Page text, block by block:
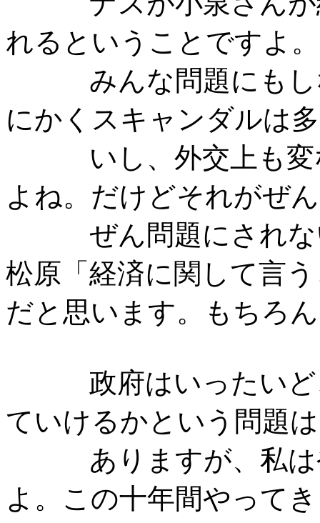
れるということですよ。
みんな問題にもしな
にかくスキャンダルは多
いし、外交上も変な
よね。だけどそれがぜん
ぜん問題にされな
松原「経済に関して言
だと思います。もちろ
政府はいったいどこ
ていけるかという問題は
ありますが、私はや
よ。この十年間やってき